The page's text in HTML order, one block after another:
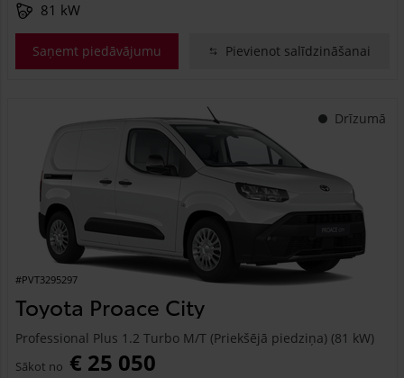
81 kW
Saņemt piedāvājumu Pievienot salīdzināšanai
Drīzumā
#PVT3295297
Toyota Proace City
Professional Plus 1.2 Turbo M/T (Priekšējā piedziņa) (81 kW)
Sākot no € 25 050